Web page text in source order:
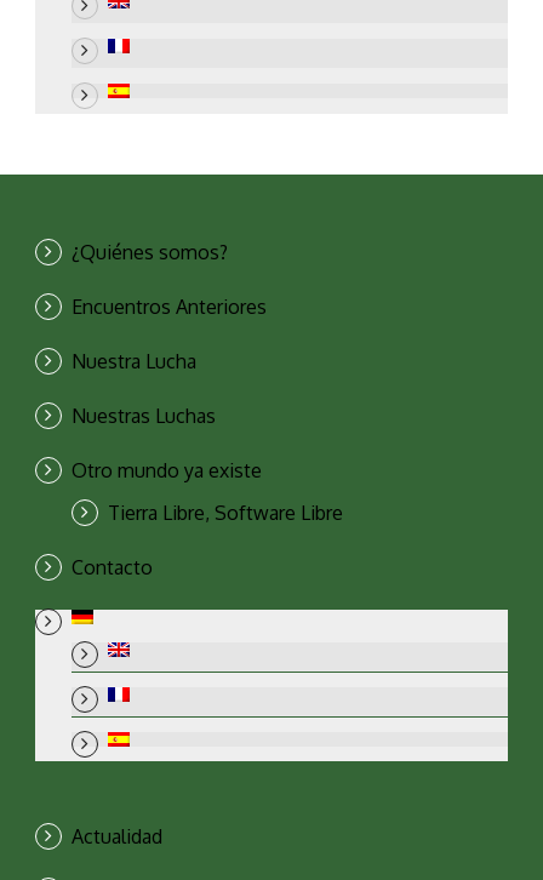
¿Quiénes somos?
Encuentros Anteriores
Nuestra Lucha
Nuestras Luchas
Otro mundo ya existe
Tierra Libre, Software Libre
Contacto
Actualidad